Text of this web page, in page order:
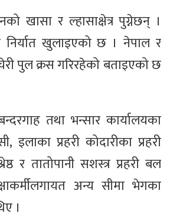
खासा र ल्हासाक्षेत्र पुग्नेछन् ।
खुलाइएको छ । नेपाल र
पुल क्रस गरिरहेको बताइएको छ
तथा भन्सार कार्यालयका
इलाका प्रहरी कोदारीका प्रहरी
र तातोपानी सशस्त्र प्रहरी बल
अन्य सीमा भेगका
।